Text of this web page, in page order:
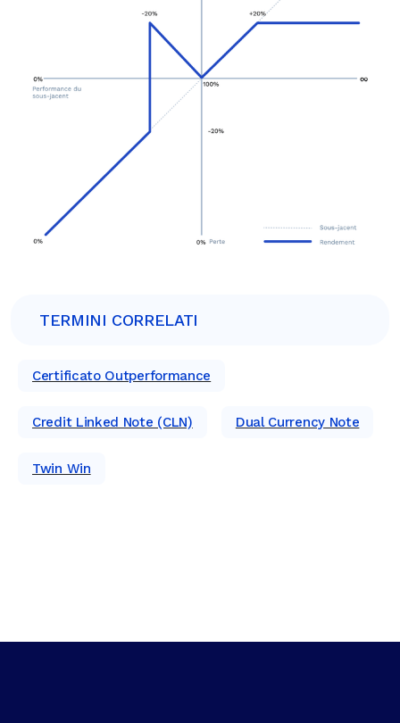
TERMINI CORRELATI
Certificato Outperformance
Credit Linked Note (CLN) Dual Currency Note
Twin Win